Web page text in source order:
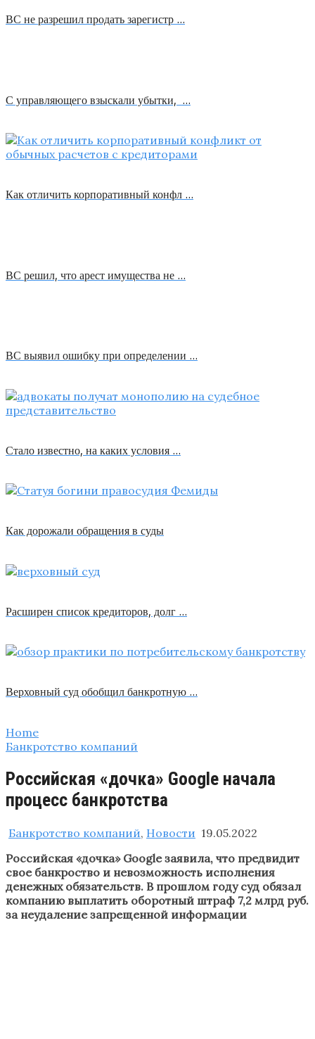
ВС не разрешил продать зарегистр …
С управляющего взыскали убытки, …
Как отличить корпоративный конфл …
ВС решил, что арест имущества не …
ВС выявил ошибку при определении …
Стало известно, на каких условия …
Как дорожали обращения в суды
Расширен список кредиторов, долг …
Верховный суд обобщил банкротную …
Home
Банкротство компаний
Российская «дочка» Google начала
процесс банкротства
Банкротство компаний, Новости 19.05.2022
Российская «дочка» Google заявила, что предвидит
свое банкроство и невозможность исполнения
денежных обязательств. В прошлом году суд обязал
компанию выплатить оборотный штраф 7,2 млрд руб.
за неудаление запрещенной информации